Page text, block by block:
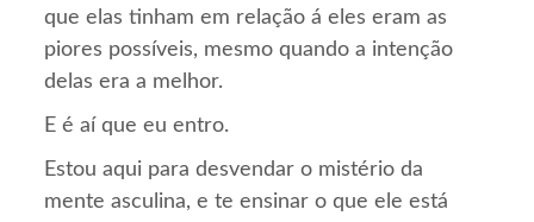
que elas tinham em relação á eles eram as
piores possíveis, mesmo quando a intenção
delas era a melhor.
E é aí que eu entro.
Estou aqui para desvendar o mistério da
mente asculina, e te ensinar o que ele está